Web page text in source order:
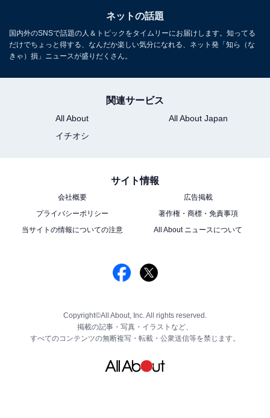
ネットの話題
国内外のSNSで話題の人＆トピックをタイムリーにお届けします。知ってる
だけでちょっと得する、なんだか楽しい気分になれる、ネット発「知ら（な
きゃ）損」ニュースが盛りだくさん。
関連サービス
All About
All About Japan
イチオシ
サイト情報
会社概要
広告掲載
プライバシーポリシー
著作権・商標・免責事項
当サイトの情報についての注意
All About ニュースについて
Copyright©All About, Inc. All rights reserved.
掲載の記事・写真・イラストなど、
すべてのコンテンツの無断複写・転載・公衆送信等を禁じます。